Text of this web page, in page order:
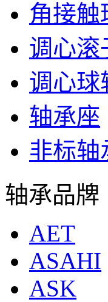
角接触
调心滚
调心球
轴承座
非标轴
轴承品牌
AET
ASAHI
ASK